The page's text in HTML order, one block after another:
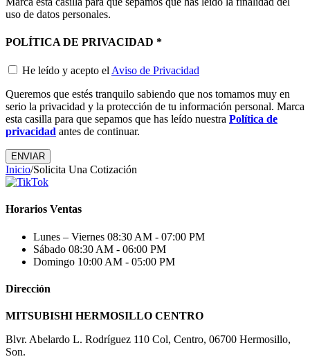
uso de datos personales.
POLÍTICA DE PRIVACIDAD *
He leído y acepto el Aviso de Privacidad
Queremos que estés tranquilo sabiendo que nos tomamos muy en
serio la privacidad y la protección de tu información personal. Marca
esta casilla para que sepamos que has leído nuestra Política de
privacidad antes de continuar.
Inicio/Solicita Una Cotización
Horarios Ventas
Lunes – Viernes 08:30 AM - 07:00 PM
Sábado 08:30 AM - 06:00 PM
Domingo 10:00 AM - 05:00 PM
Dirección
MITSUBISHI HERMOSILLO CENTRO
Blvr. Abelardo L. Rodríguez 110 Col, Centro, 06700 Hermosillo,
Son.